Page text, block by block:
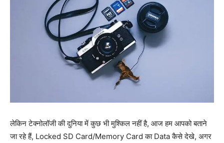
लेकिन टेक्नोलॉजी की दुनिया में कुछ भी मुश्किल नहीं है, आज हम आपको बताने
जा रहे हैं, Locked SD Card/Memory Card का Data कैसे देखे, अगर